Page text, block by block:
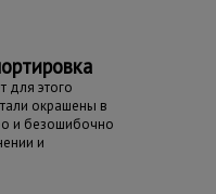
для этого
окрашены в
и безошибочно
и